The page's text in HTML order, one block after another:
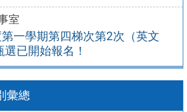
室
一學期第四梯次第2次（英文
已開始報名！
彙總